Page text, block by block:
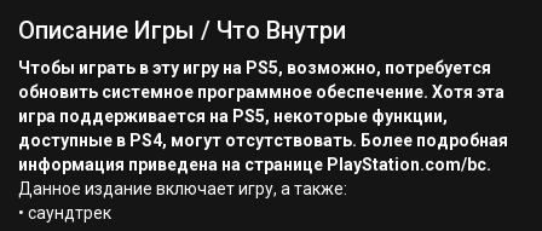
Описание Игры / Что Внутри
Чтобы играть в эту игру на PS5, возможно, потребуется
обновить системное программное обеспечение. Хотя эта
игра поддерживается на PS5, некоторые функции,
доступные в PS4, могут отсутствовать. Более подробная
информация приведена на странице PlayStation.com/bc.
Данное издание включает игру, а также:
• саундтрек